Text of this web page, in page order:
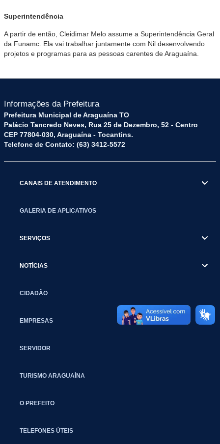
Superintendência
A partir de então, Cleidimar Melo assume a Superintendência Geral
da Funamc. Ela vai trabalhar juntamente com Nil desenvolvendo
projetos e programas para as pessoas carentes de Araguaína.
Informações da Prefeitura
Prefeitura Municipal de Araguaína TO
Palácio Tancredo Neves, Rua 25 de Dezembro, 52 - Centro
CEP 77804-030, Araguaína - Tocantins.
Telefone de Contato: (63) 3412-5572
CANAIS DE ATENDIMENTO
GALERIA DE APLICATIVOS
SERVIÇOS
NOTÍCIAS
CIDADÃO
EMPRESAS
SERVIDOR
TURISMO ARAGUAÍNA
O PREFEITO
TELEFONES ÚTEIS